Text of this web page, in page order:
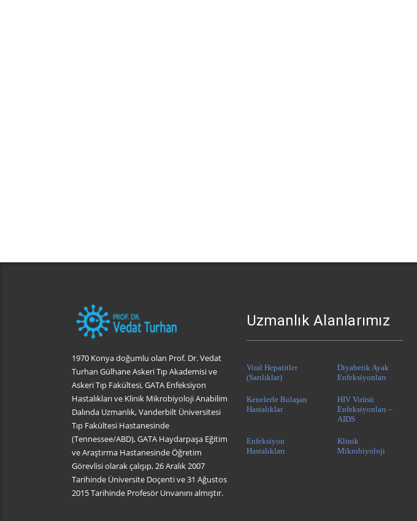
1970 Konya doğumlu olan Prof. Dr. Vedat
Turhan Gülhane Askeri Tıp Akademisi ve
Askeri Tıp Fakültesi, GATA Enfeksiyon
Hastalıkları ve Klinik Mikrobiyoloji Anabilim
Dalında Uzmanlık, Vanderbilt Üniversitesi
Tıp Fakültesi Hastanesinde
(Tennessee/ABD), GATA Haydarpaşa Eğitim
ve Araştırma Hastanesinde Öğretim
Görevlisi olarak çalışıp, 26 Aralık 2007
Tarihinde Üniversite Doçenti ve 31 Ağustos
2015 Tarihinde Profesör Unvanını almıştır.
Uzmanlık Alanlarımız
Viral Hepatitler
(Sarılıklar)
Diyabetik Ayak
Enfeksiyonları
Kenelerle Bulaşan
Hastalıklar
HIV Virüsü
Enfeksiyonları –
AIDS
Enfeksiyon
Hastalıkları
Klinik
Mikrobiyoloji